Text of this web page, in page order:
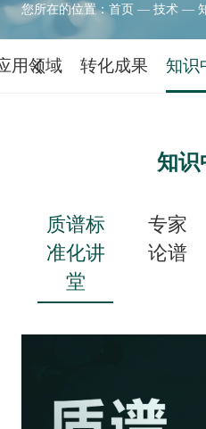
您所在的位置：首页— 技术—
用领域 转化成果 知识
知识
质谱标
准化讲
堂
专家
论谱